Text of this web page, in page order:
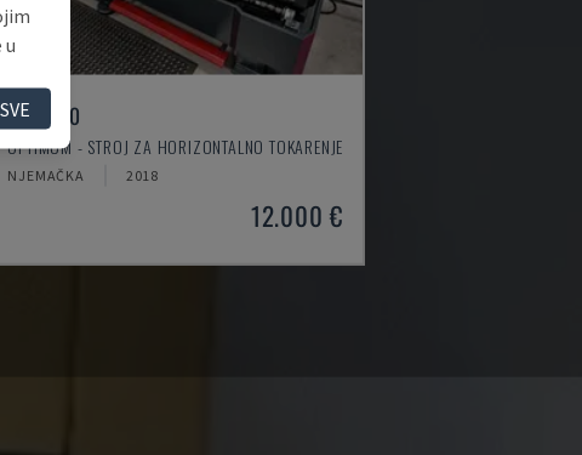
TH 4610
OPTIMUM - STROJ ZA HORIZONTALNO TOKARENJE
NJEMAČKA 2018
12.000 €
u